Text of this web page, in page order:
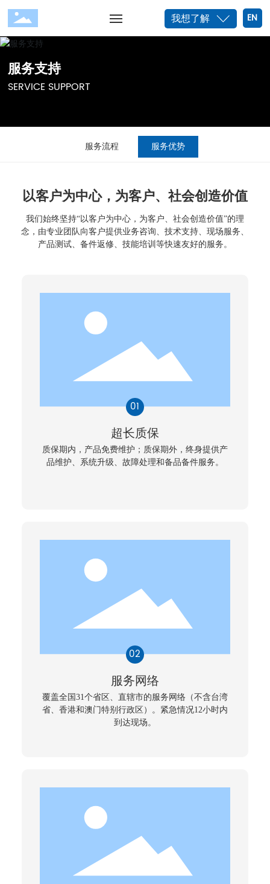
网站首页
关于我们
服务支持
业务合作
我想了解 EN
服务支持
SERVICE SUPPORT
服务流程 服务优势
以客户为中心，为客户、社会创造价值
我们始终坚持“以客户为中心，为客户、社会创造价值”的理
念，由专业团队向客户提供业务咨询、技术支持、现场服务、
产品测试、备件返修、技能培训等快速友好的服务。
超长质保
质保期内，产品免费维护；质保期外，终身提供产
品维护、系统升级、故障处理和备品备件服务。
服务网络
覆盖全国31个省区、直辖市的服务网络（不含台湾
省、香港和澳门特别行政区）。紧急情况12小时内
到达现场。